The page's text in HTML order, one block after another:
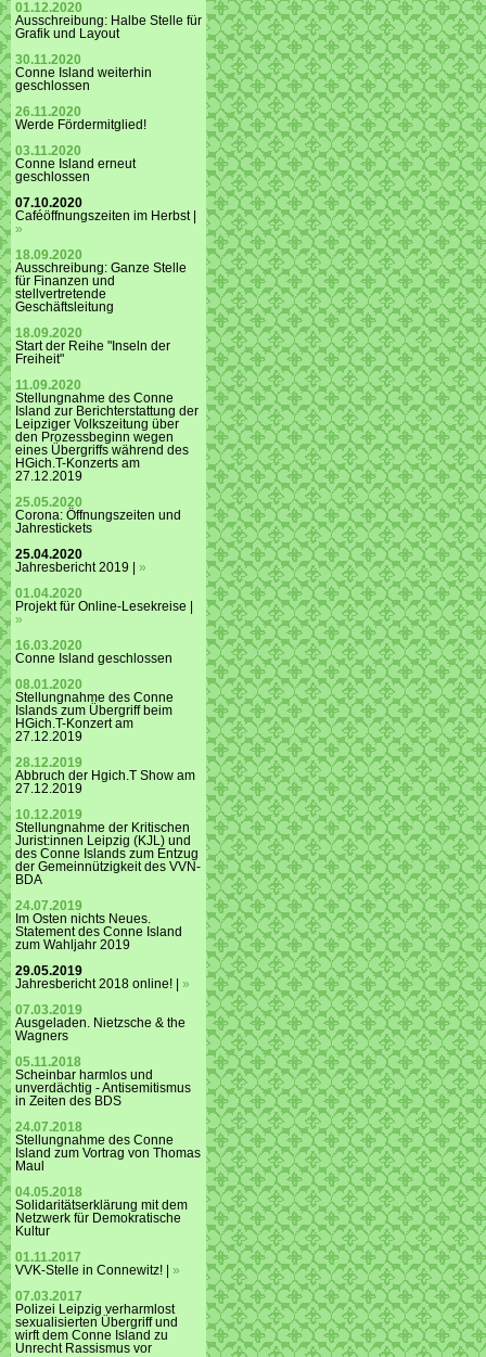
01.12.2020
Ausschreibung: Halbe Stelle für
Grafik und Layout
30.11.2020
Conne Island weiterhin
geschlossen
26.11.2020
Werde Fördermitglied!
03.11.2020
Conne Island erneut
geschlossen
07.10.2020
Caféöffnungszeiten im Herbst |
»
18.09.2020
Ausschreibung: Ganze Stelle
für Finanzen und
stellvertretende
Geschäftsleitung
18.09.2020
Start der Reihe "Inseln der
Freiheit"
11.09.2020
Stellungnahme des Conne
Island zur Berichterstattung der
Leipziger Volkszeitung über
den Prozessbeginn wegen
eines Übergriffs während des
HGich.T-Konzerts am
27.12.2019
25.05.2020
Corona: Öffnungszeiten und
Jahrestickets
25.04.2020
Jahresbericht 2019 | »
01.04.2020
Projekt für Online-Lesekreise |
»
16.03.2020
Conne Island geschlossen
08.01.2020
Stellungnahme des Conne
Islands zum Übergriff beim
HGich.T-Konzert am
27.12.2019
28.12.2019
Abbruch der Hgich.T Show am
27.12.2019
10.12.2019
Stellungnahme der Kritischen
Jurist:innen Leipzig (KJL) und
des Conne Islands zum Entzug
der Gemeinnützigkeit des VVN-
BDA
24.07.2019
Im Osten nichts Neues.
Statement des Conne Island
zum Wahljahr 2019
29.05.2019
Jahresbericht 2018 online! | »
07.03.2019
Ausgeladen. Nietzsche & the
Wagners
05.11.2018
Scheinbar harmlos und
unverdächtig - Antisemitismus
in Zeiten des BDS
24.07.2018
Stellungnahme des Conne
Island zum Vortrag von Thomas
Maul
04.05.2018
Solidaritätserklärung mit dem
Netzwerk für Demokratische
Kultur
01.11.2017
VVK-Stelle in Connewitz! | »
07.03.2017
Polizei Leipzig verharmlost
sexualisierten Übergriff und
wirft dem Conne Island zu
Unrecht Rassismus vor